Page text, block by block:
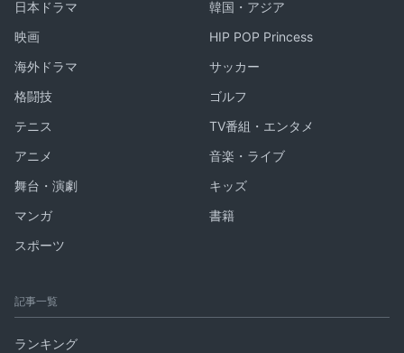
日本ドラマ
韓国・アジア
映画
HIP POP Princess
海外ドラマ
サッカー
格闘技
ゴルフ
テニス
TV番組・エンタメ
アニメ
音楽・ライブ
舞台・演劇
キッズ
マンガ
書籍
スポーツ
記事一覧
ランキング